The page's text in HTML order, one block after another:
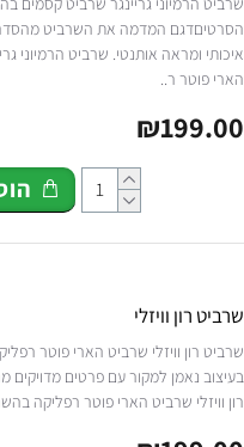
הסרטיםדגם המדמה את השרביט
איכותי ומראה אותנטי. שרביט הרמיוני
הארי פוטר ר..
₪199.00
שרביט רון וויזלי
שרביט רון וויזלי שרביט הארי פוטר
בעיצוב נאמן למקור עם פרטים
רון וויזלי שרביט הארי פוטר רפליקה